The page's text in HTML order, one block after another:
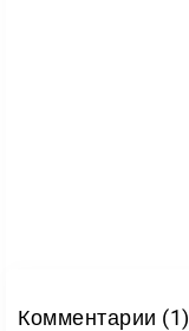
Комментарии (1)